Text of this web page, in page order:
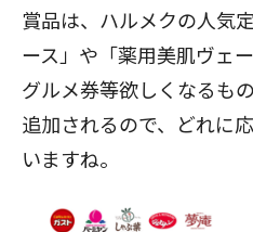
賞品は、ハルメクの人気
ース」や「薬用美肌ヴェ
グルメ券等欲しくなるも
追加されるので、どれに
いますね。